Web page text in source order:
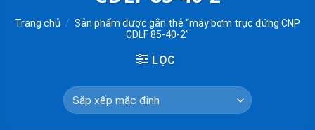
Trang chủ / Sản phẩm được gắn thẻ “máy bơm trục đứng CNP
CDLF 85-40-2”
LỌC